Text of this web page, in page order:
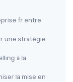
fr entre
une stratégie
à la
la mise en